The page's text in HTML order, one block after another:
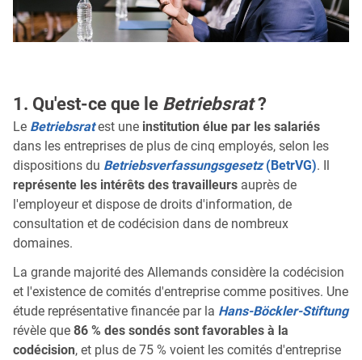
1. Qu'est-ce que le Betriebsrat?
Le Betriebsratest une institution élue par les salariés
dans les entreprises de plus de cinq employés, selon les
dispositions du Betriebsverfassungsgesetz(BetrVG). Il
représente les intérêts des travailleurs auprès de
l'employeur et dispose de droits d'information, de
consultation et de codécision dans de nombreux
domaines.
La grande majorité des Allemands considère la codécision
et l'existence de comités d'entreprise comme positives. Une
étude représentative financée par la Hans-Böckler-Stiftung
révèle que 86 % des sondés sont favorables à la
codécision, et plus de 75 % voient les comités d'entreprise